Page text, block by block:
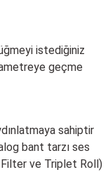
istediğiniz
geçme
sahiptir
bant tarzı ses
ve Triplet Roll)